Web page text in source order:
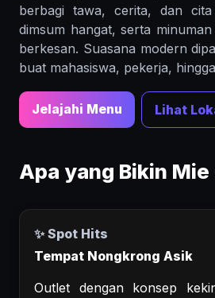
berbagi tawa, cerita, dan
dimsum hangat, serta
berkesan. Suasana modern
buat mahasiswa, pekerja,
Jelajahi Menu Lihat
Apa yang Bikin
✨ Spot Hits
Tempat Nongkrong Asik
Outlet dengan konsep